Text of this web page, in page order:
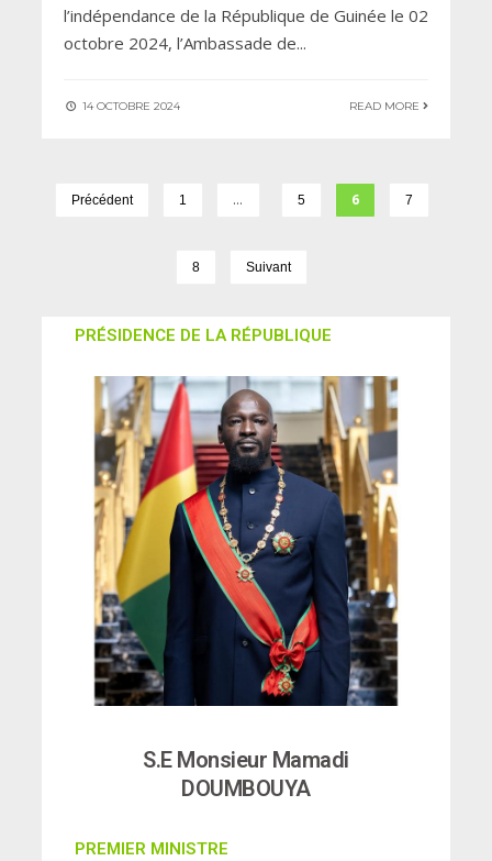
l’indépendance de la République de Guinée le 02
octobre 2024, l’Ambassade de...
14 OCTOBRE 2024 READ MORE
Précédent 1 … 5 6 7
8 Suivant
PRÉSIDENCE DE LA RÉPUBLIQUE
S.E Monsieur Mamadi
DOUMBOUYA
PREMIER MINISTRE